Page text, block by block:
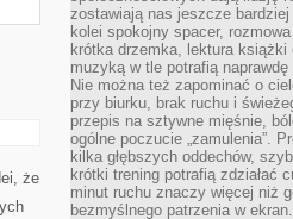
że
zostawiają nas jeszcze
kolei spokojny spacer,
krótka drzemka, lektura książki
muzyką w tle potrafią naprawdę
Nie można też zapominać o
przy biurku, brak ruchu i
przepis na sztywne mięśnie,
ogólne poczucie „zamulenia”.
kilka głębszych oddechów,
krótki trening potrafią zdziałać
minut ruchu znaczy więcej niż
bezmyślnego patrzenia w